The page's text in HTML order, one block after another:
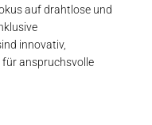
auf drahtlose und
innovativ,
anspruchsvolle